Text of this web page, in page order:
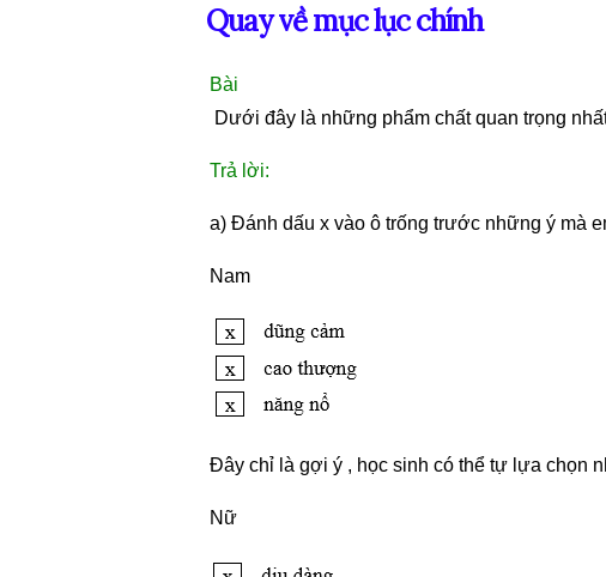
Quay về mục lục chính
Dưới đây là những phẩm chất quan trọng
Trả lời:
a) Đánh dấu x vào ô trống trước những ý mà
Nam
Đây chỉ là gợi ý , học sinh có thể tự lựa chọn
Nữ